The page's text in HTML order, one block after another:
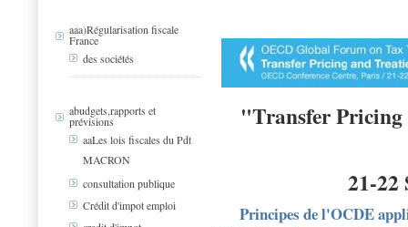
aaa)Régularisation fiscale
France
des sociétés
abudgets,rapports et
prévisions
aaLes lois fiscales du Pdt
MACRON
consultation publique
Crédit d'impot emploi
"Transfer Pricing
21-22
Principes de l'OCDE